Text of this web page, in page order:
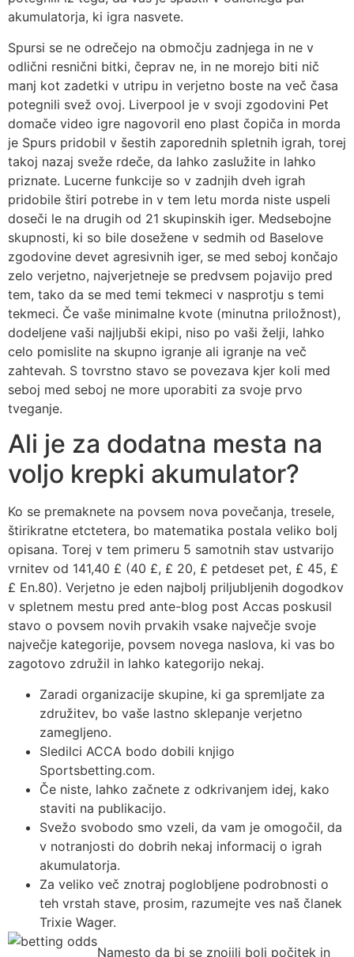
akumulatorja, ki igra nasvete.
Spursi se ne odrečejo na območju zadnjega in ne v
odlični resnični bitki, čeprav ne, in ne morejo biti nič
manj kot zadetki v utripu in verjetno boste na več časa
potegnili svež ovoj. Liverpool je v svoji zgodovini Pet
domače video igre nagovoril eno plast čopiča in morda
je Spurs pridobil v šestih zaporednih spletnih igrah, torej
takoj nazaj sveže rdeče, da lahko zaslužite in lahko
priznate. Lucerne funkcije so v zadnjih dveh igrah
pridobile štiri potrebe in v tem letu morda niste uspeli
doseči le na drugih od 21 skupinskih iger. Medsebojne
skupnosti, ki so bile dosežene v sedmih od Baselove
zgodovine devet agresivnih iger, se med seboj končajo
zelo verjetno, najverjetneje se predvsem pojavijo pred
tem, tako da se med temi tekmeci v nasprotju s temi
tekmeci. Če vaše minimalne kvote (minutna priložnost),
dodeljene vaši najljubši ekipi, niso po vaši želji, lahko
celo pomislite na skupno igranje ali igranje na več
zahtevah. S tovrstno stavo se povezava kjer koli med
seboj med seboj ne more uporabiti za svoje prvo
tveganje.
Ali je za dodatna mesta na
voljo krepki akumulator?
Ko se premaknete na povsem nova povečanja, tresele,
štirikratne etctetera, bo matematika postala veliko bolj
opisana. Torej v tem primeru 5 samotnih stav ustvarijo
vrnitev od 141,40 £ (40 £, £ 20, £ petdeset pet, £ 45, £
£ En.80). Verjetno je eden najbolj priljubljenih dogodkov
v spletnem mestu pred ante-blog post Accas poskusil
stavo o povsem novih prvakih vsake največje svoje
največje kategorije, povsem novega naslova, ki vas bo
zagotovo združil in lahko kategorijo nekaj.
Zaradi organizacije skupine, ki ga spremljate za
združitev, bo vaše lastno sklepanje verjetno
zamegljeno.
Sledilci ACCA bodo dobili knjigo
Sportsbetting.com.
Če niste, lahko začnete z odkrivanjem idej, kako
staviti na publikacijo.
Svežo svobodo smo vzeli, da vam je omogočil, da
v notranjosti do dobrih nekaj informacij o igrah
akumulatorja.
Za veliko več znotraj poglobljene podrobnosti o
teh vrstah stave, prosim, razumejte ves naš članek
Trixie Wager.
Namesto da bi se znojili bolj počitek in